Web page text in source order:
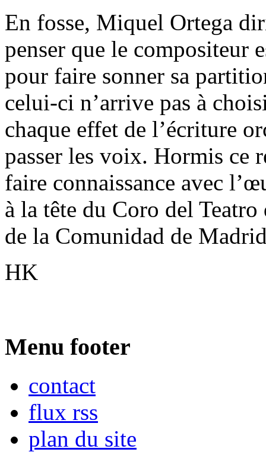
En fosse, Miquel Ortega
penser que le compositeur
pour faire sonner sa
celui-ci n’arrive pas à
chaque effet de l’écriture
passer les voix. Hormis ce
faire connaissance avec
à la tête du Coro del
de la Comunidad de
HK
Menu footer
contact
flux rss
plan du site